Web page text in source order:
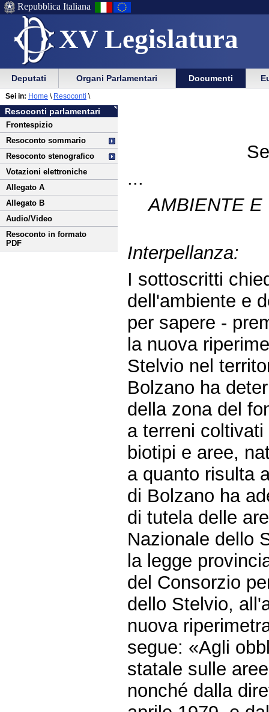
XV Legislatura
Menu
di
ausilio
alla
navigazione
Vai
Menu
di
navigazione
principale
Repubblica Italiana
Menu
di
navigazione
principale
Vai
menu
di
sezione
Deputati Organi Parlamentari Documenti
Vai
al
contenuto
Resoconti parlamentari
Frontespizio
Resoconto sommario
Resoconto stenografico
Votazioni elettroniche
Allegato A
Allegato B
Audio/Video
Resoconto in formato
PDF
Sei in: Home \ Resoconti \
...
AMBIENTE E
Interpellanza:
I sottoscritti
dell'ambiente e
per sapere -
la nuova
Stelvio nel
Bolzano ha
della zona del
a terreni
biotipi e aree,
a quanto risulta
di Bolzano ha
di tutela delle
Nazionale dello
la legge
del Consorzio
dello Stelvio,
nuova
segue: «Agli
statale sulle
nonché dalla